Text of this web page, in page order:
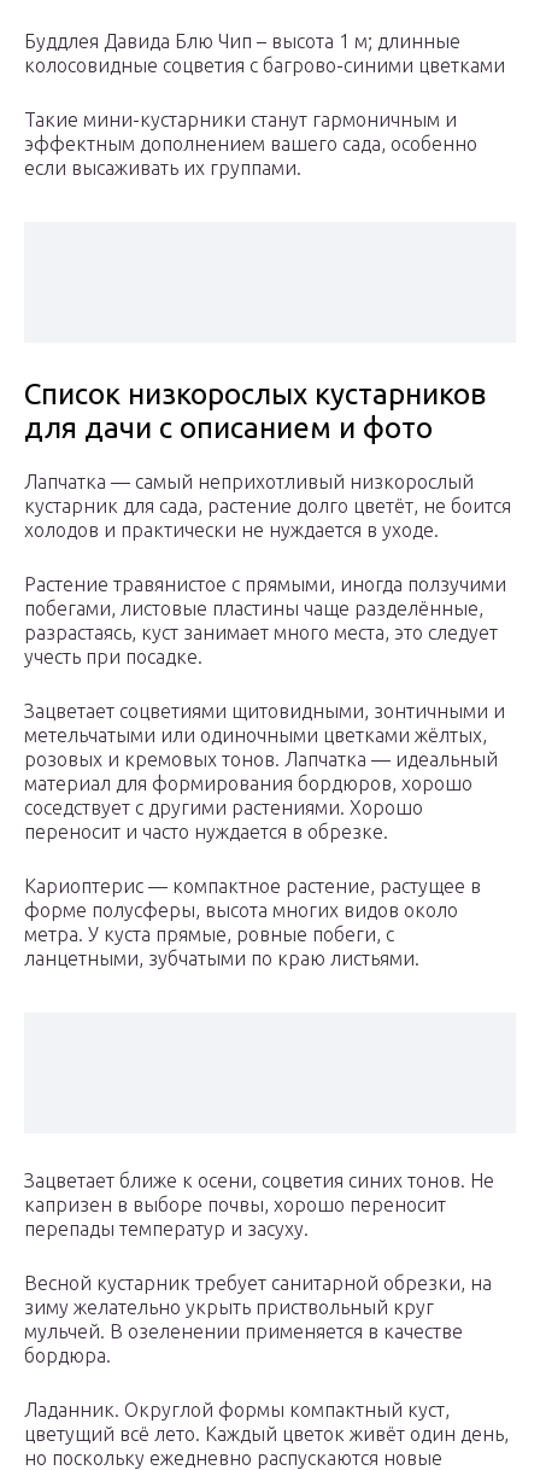
Буддлея Давида Блю Чип – высота 1 м; длинные
колосовидные соцветия с багрово-синими цветками
Такие мини-кустарники станут гармоничным и
эффектным дополнением вашего сада, особенно
если высаживать их группами.
Список низкорослых кустарников
для дачи с описанием и фото
Лапчатка — самый неприхотливый низкорослый
кустарник для сада, растение долго цветёт, не боится
холодов и практически не нуждается в уходе.
Растение травянистое с прямыми, иногда ползучими
побегами, листовые пластины чаще разделённые,
разрастаясь, куст занимает много места, это следует
учесть при посадке.
Зацветает соцветиями щитовидными, зонтичными и
метельчатыми или одиночными цветками жёлтых,
розовых и кремовых тонов. Лапчатка — идеальный
материал для формирования бордюров, хорошо
соседствует с другими растениями. Хорошо
переносит и часто нуждается в обрезке.
Кариоптерис — компактное растение, растущее в
форме полусферы, высота многих видов около
метра. У куста прямые, ровные побеги, с
ланцетными, зубчатыми по краю листьями.
Зацветает ближе к осени, соцветия синих тонов. Не
капризен в выборе почвы, хорошо переносит
перепады температур и засуху.
Весной кустарник требует санитарной обрезки, на
зиму желательно укрыть приствольный круг
мульчей. В озеленении применяется в качестве
бордюра.
Ладанник. Округлой формы компактный куст,
цветущий всё лето. Каждый цветок живёт один день,
но поскольку ежедневно распускаются новые